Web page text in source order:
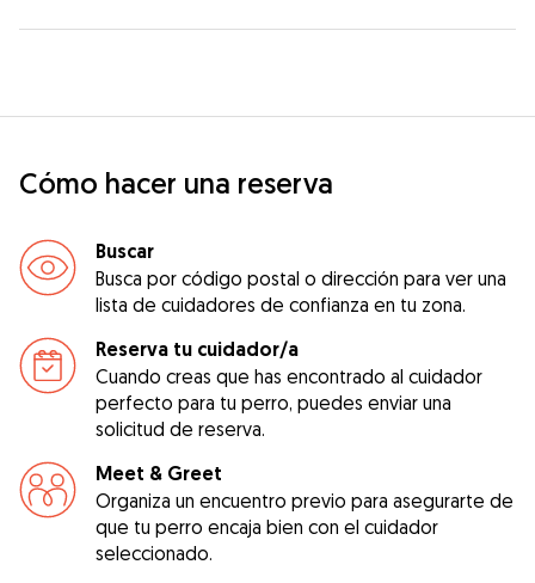
Cómo hacer una reserva
Buscar
Busca por código postal o dirección para ver una
lista de cuidadores de confianza en tu zona.
Reserva tu cuidador/a
Cuando creas que has encontrado al cuidador
perfecto para tu perro, puedes enviar una
solicitud de reserva.
Meet & Greet
Organiza un encuentro previo para asegurarte de
que tu perro encaja bien con el cuidador
seleccionado.